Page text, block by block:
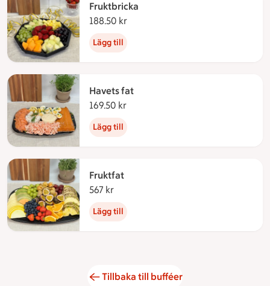
Fruktbricka
188.50 kr
Lägg till
Havets fat
169.50 kr
Lägg till
Fruktfat
567 kr
Lägg till
Tillbaka till bufféer